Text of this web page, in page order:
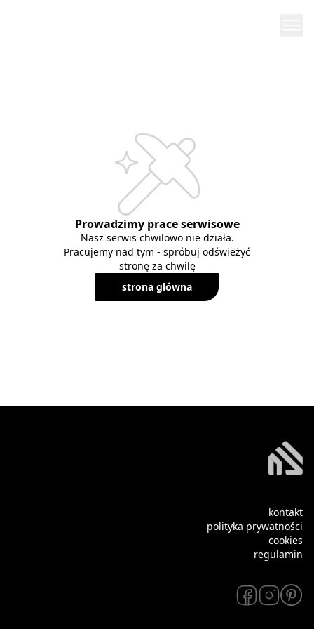
Prowadzimy prace serwisowe
Nasz serwis chwilowo nie działa.
Pracujemy nad tym - spróbuj odświeżyć
stronę za chwilę
strona główna
kontakt
polityka prywatności
cookies
regulamin